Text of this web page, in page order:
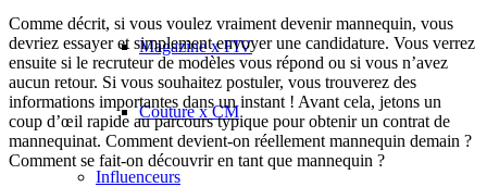
Magazine x FIV
Couture x CM
Influenceurs
Comme décrit, si vous voulez vraiment devenir mannequin, vous
devriez essayer et simplement envoyer une candidature. Vous verrez
ensuite si le recruteur de modèles vous répond ou si vous n’avez
aucun retour. Si vous souhaitez postuler, vous trouverez des
informations importantes dans un instant ! Avant cela, jetons un
coup d’œil rapide au parcours typique pour obtenir un contrat de
mannequinat. Comment devient-on réellement mannequin demain ?
Comment se fait-on découvrir en tant que mannequin ?